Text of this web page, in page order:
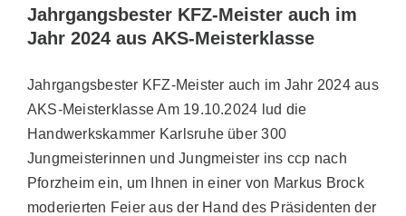
Förderverein
Suche
Jahrgangsbester KFZ-Meister auch im
Jahr 2024 aus AKS-Meisterklasse
Jahrgangsbester KFZ-Meister auch im Jahr 2024 aus
AKS-Meisterklasse Am 19.10.2024 lud die
Handwerkskammer Karlsruhe über 300
Jungmeisterinnen und Jungmeister ins ccp nach
Pforzheim ein, um Ihnen in einer von Markus Brock
moderierten Feier aus der Hand des Präsidenten der